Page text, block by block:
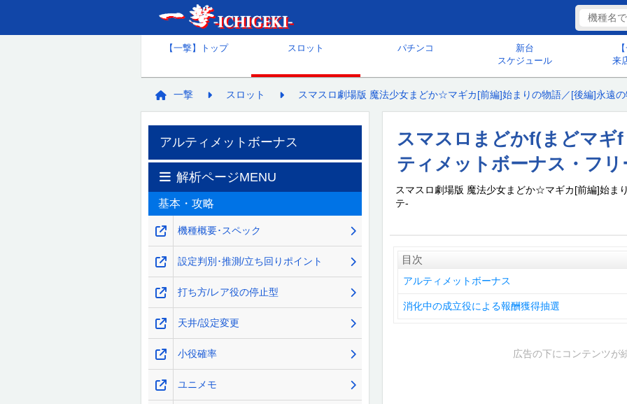
【一撃】トップ スロット パチンコ
新台
スケジュール
来
一撃 スロット スマスロ劇場版 魔法少女まどか☆マギカ[前編]始まりの物語／[後編]永遠
スマスロまどかf(まどマギ
ティメットボーナス・フリ
スマスロ劇場版 魔法少女まどか☆マギカ[前編]始ま
テ-
目次
アルティメットボーナス
消化中の成立役による報酬獲得抽選
広告の下にコンテンツが
アルティメットボーナス
解析ページMENU
基本・攻略
機種概要･スペック
設定判別･推測/立ち回りポイント
打ち方/レア役の停止型
天井/設定変更
小役確率
ユニメモ